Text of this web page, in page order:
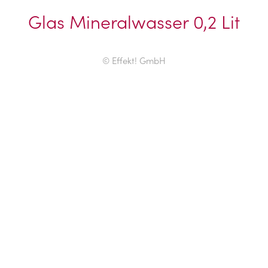
Glas Mineralwasser 0,2 Lit
© Effekt! GmbH